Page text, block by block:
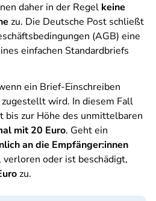
daher in der Regel keine
zu. Die Deutsche Post schließt
(AGB) eine
einfachen Standardbriefs
ein Brief-Einschreiben
wird. In diesem Fall
bis zur Höhe des unmittelbaren
mit 20 Euro. Geht ein
an die Empfänger:innen
oder ist beschädigt,
zu.